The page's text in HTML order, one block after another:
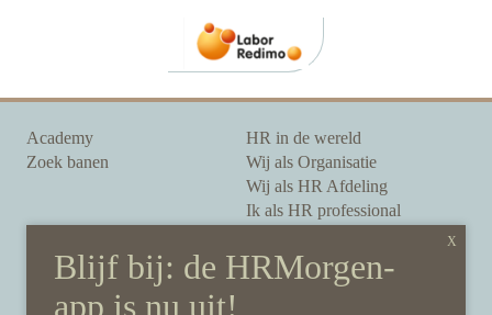
Academy
Zoek banen
HR in de wereld
Wij als Organisatie
Wij als HR Afdeling
Ik als HR professional
Onze auteurs
Onze partners
Sponsoring